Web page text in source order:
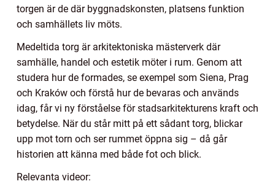
torgen är de där byggnadskonsten, platsens funktion
och samhällets liv möts.
Medeltida torg är arkitektoniska mästerverk där
samhälle, handel och estetik möter i rum. Genom att
studera hur de formades, se exempel som Siena, Prag
och Kraków och förstå hur de bevaras och används
idag, får vi ny förståelse för stadsarkitekturens kraft och
betydelse. När du står mitt på ett sådant torg, blickar
upp mot torn och ser rummet öppna sig – då går
historien att känna med både fot och blick.
Relevanta videor: